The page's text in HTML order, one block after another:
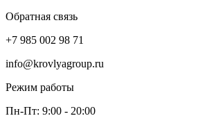
Обратная связь
+7 985 002 98 71
info@krovlyagroup.ru
Режим работы
Пн-Пт: 9:00 - 20:00